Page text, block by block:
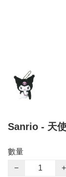
Sanrio - 天
數量
−
+